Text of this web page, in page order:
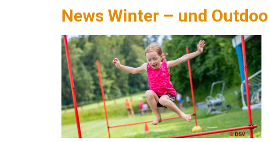
News Winter – und